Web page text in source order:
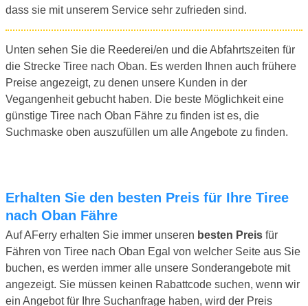
dass sie mit unserem Service sehr zufrieden sind.
Unten sehen Sie die Reederei/en und die Abfahrtszeiten für
die Strecke Tiree nach Oban. Es werden Ihnen auch frühere
Preise angezeigt, zu denen unsere Kunden in der
Vegangenheit gebucht haben. Die beste Möglichkeit eine
günstige Tiree nach Oban Fähre zu finden ist es, die
Suchmaske oben auszufüllen um alle Angebote zu finden.
Erhalten Sie den besten Preis für Ihre Tiree
nach Oban Fähre
Auf AFerry erhalten Sie immer unseren besten Preis für
Fähren von Tiree nach Oban Egal von welcher Seite aus Sie
buchen, es werden immer alle unsere Sonderangebote mit
angezeigt. Sie müssen keinen Rabattcode suchen, wenn wir
ein Angebot für Ihre Suchanfrage haben, wird der Preis